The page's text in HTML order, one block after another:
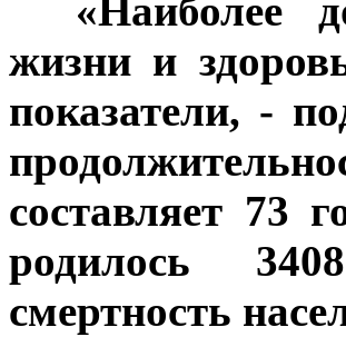
«Наиболее
жизни и
показатели, -
составляет 73
родилось
смертность